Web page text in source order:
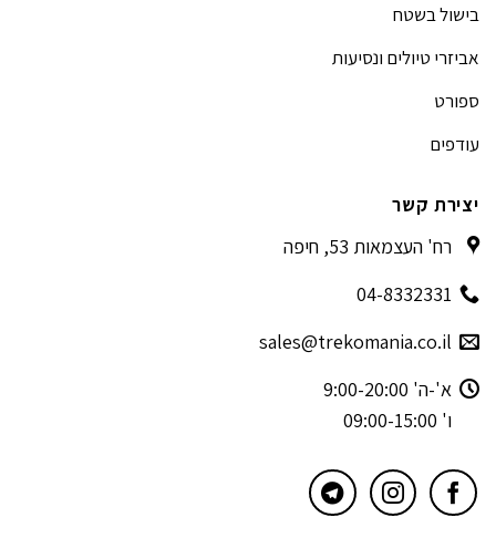
בישול בשטח
אביזרי טיולים ונסיעות
ספורט
עודפים
יצירת קשר
רח' העצמאות 53, חיפה
04-8332331
sales@trekomania.co.il
א'-ה' 9:00-20:00
ו' 09:00-15:00